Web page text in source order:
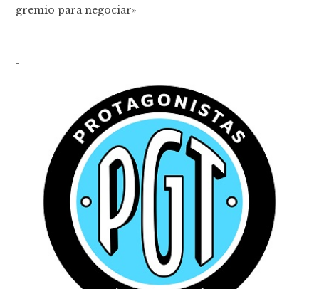
gremio para negociar»
-